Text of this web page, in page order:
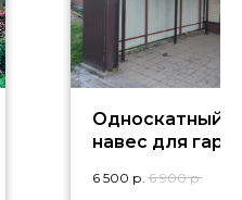
Односкатный
навес для
6 500 р. 6 900 р.